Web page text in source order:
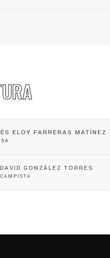
ELOY FARRERAS MATÍNEZ
GONZÁLEZ TORRES